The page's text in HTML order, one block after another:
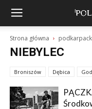
Strona główna
NIEBYLEC
Broniszów Dębica